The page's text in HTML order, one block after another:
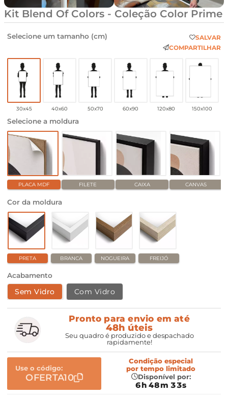
Kit Blend Of Colors - Coleção Color Prime
Selecione um tamanho (cm)
SALVAR
COMPARTILHAR
30x45 40x60 50x70 60x90 120x80 150x100
Selecione a moldura
PLACA MDF FILETE CAIXA CANVAS
Cor da moldura
PRETA BRANCA NOGUEIRA FREIJÓ
Acabamento
Sem Vidro Com Vidro
Pronto para envio em até
48h úteis
Seu quadro é produzido e despachado
rapidamente!
Use o código:
OFERTA10
Condição especial
por tempo limitado
Disponível por:
6h 48m 32s